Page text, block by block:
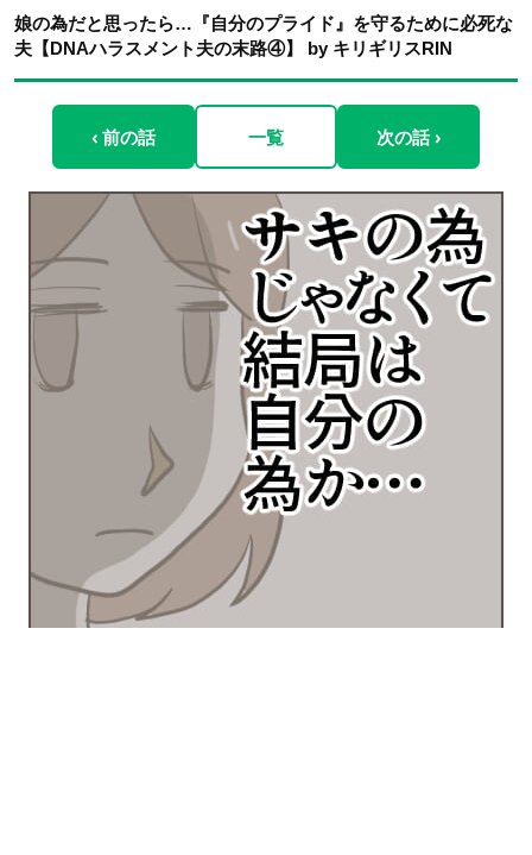
娘の為だと思ったら…『自分のプライド』を守るために必死な
夫【DNAハラスメント夫の末路④】 by キリギリスRIN
‹ 前の話 一覧 次の話 ›